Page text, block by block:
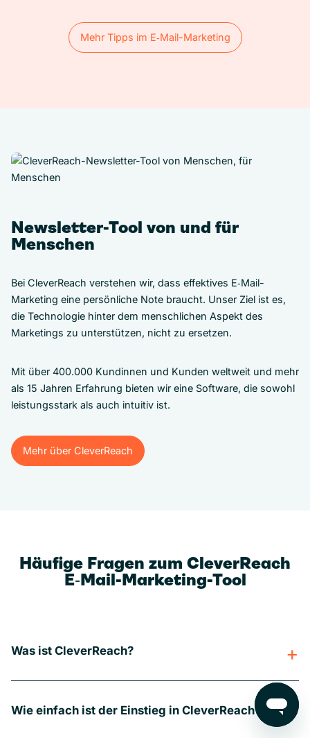
Mehr Tipps im E‑Mail-Marketing
Mehr Tipps im E‑Mail-Marketing
Newsletter-Tool von und für
Menschen
Bei CleverReach verstehen wir, dass effektives E‑Mail-
Marketing eine persönliche Note braucht. Unser Ziel ist es,
die Technologie hinter dem menschlichen Aspekt des
Marketings zu unterstützen, nicht zu ersetzen.
Mit über 400.000 Kundinnen und Kunden weltweit und mehr
als 15 Jahren Erfahrung bieten wir eine Software, die sowohl
leistungsstark als auch intuitiv ist.
Mehr über CleverReach
Mehr über CleverReach
Häufige Fragen zum CleverReach
E‑Mail-Marketing-Tool
Was ist CleverReach?
Wie einfach ist der Einstieg in CleverReach?